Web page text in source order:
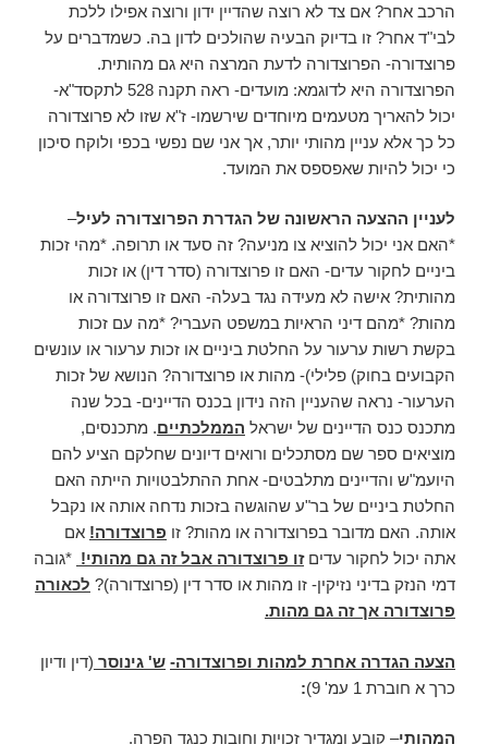
הרכב אחר? אם צד לא רוצה שהדיין ידון ורוצה אפילו ללכת
לבי"ד אחר? זו בדיוק הבעיה שהולכים לדון בה. כשמדברים על
פרוצדורה- הפרוצדורה לדעת המרצה היא גם מהותית.
הפרוצדורה היא לדוגמא: מועדים- ראה תקנה 528 לתקסד"א-
יכול להאריך מטעמים מיוחדים שירשמו- ז"א שזו לא פרוצדורה
כל כך אלא עניין מהותי יותר, אך אני שם נפשי בכפי ולוקח סיכון
כי יכול להיות שאפספס את המועד.
לעניין ההצעה הראשונה של הגדרת הפרוצדורה לעיל–
*האם אני יכול להוציא צו מניעה? זה סעד או תרופה. *מהי זכות
ביניים לחקור עדים- האם זו פרוצדורה (סדר דין) או זכות
מהותית? אישה לא מעידה נגד בעלה- האם זו פרוצדורה או
מהות? *מהם דיני הראיות במשפט העברי? *מה עם זכות
בקשת רשות ערעור על החלטת ביניים או זכות ערעור או עונשים
הקבועים בחוק) פלילי)- מהות או פרוצדורה? הנושא של זכות
הערעור- נראה שהעניין הזה נידון בכנס הדיינים- בכל שנה
מתכנס כנס הדיינים של ישראל הממלכתיים. מתכנסים,
מוציאים ספר שם מסתכלים ורואים דיונים שחלקם הציע להם
היועמ"ש והדיינים מתלבטים- אחת ההתלבטויות הייתה האם
החלטת ביניים של בר"ע שהוגשה בזכות נדחה אותה או נקבל
אותה. האם מדובר בפרוצדורה או מהות? זו פרוצדורה! אם
אתה יכול לחקור עדיםזו פרוצדורה אבל זה גם מהותי! *גובה
דמי הנזק בדיני נזיקין- זו מהות או סדר דין (פרוצדורה)? לכאורה
פרוצדורה אך זה גם מהות.
הצעה הגדרה אחרת למהות ופרוצדורה- ש' גינוסר (דין ודיון
כרך א חוברת 1 עמ' 9)
:
המהותי– קובע ומגדיר זכויות וחובות כנגד הפרה.